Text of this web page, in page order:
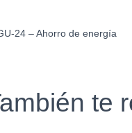
24 – Ahorro de energía
te